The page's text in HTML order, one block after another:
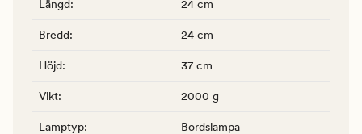
Längd: 24 cm
Bredd: 24 cm
Höjd: 37 cm
Vikt: 2000 g
Lamptyp: Bordslampa